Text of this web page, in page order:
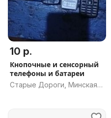
10 р.
Кнопочные и сенсорный
телефоны и батареи
Старые Дороги, Минская